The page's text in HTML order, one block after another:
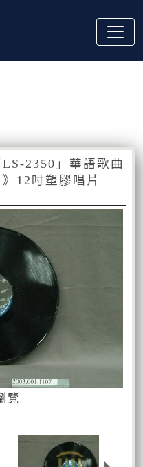
2350」華語歌曲
12吋塑膠唱片
覽